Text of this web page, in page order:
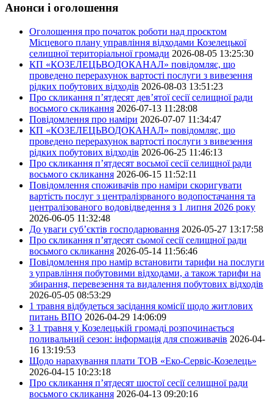
Анонси і оголошення
Оголошення про початок роботи над проєктом
Місцевого плану управління відходами Козелецької
селищної територіальної громади 2026-08-05 13:25:30
КП «КОЗЕЛЕЦЬВОДОКАНАЛ» повідомляє, що
проведено перерахунок вартості послуги з вивезення
рідких побутових відходів 2026-08-03 13:51:23
Про скликання п’ятдесят дев’ятої сесії селищної ради
восьмого скликання 2026-07-13 11:28:08
Повідомлення про наміри 2026-07-07 11:34:47
КП «КОЗЕЛЕЦЬВОДОКАНАЛ» повідомляє, що
проведено перерахунок вартості послуги з вивезення
рідких побутових відходів 2026-06-25 11:46:13
Про скликання п’ятдесят восьмої сесії селищної ради
восьмого скликання 2026-06-15 11:52:11
Повідомлення споживачів про наміри скоригувати
вартість послуг з централізрваного водопостачання та
централізованого водовідведення з 1 липня 2026 року
2026-06-05 11:32:48
До уваги суб’єктів господарювання 2026-05-27 13:17:58
Про скликання п’ятдесят сьомої сесії селищної ради
восьмого скликання 2026-05-14 11:56:46
Повідомлення про намір встановити тарифи на послуги
з управління побутовими відходами, а також тарифи на
збирання, перевезення та видалення побутових відходів
2026-05-05 08:53:29
1 травня відбудеться засідання комісії щодо житлових
питань ВПО 2026-04-29 14:06:09
З 1 травня у Козелецькій громаді розпочинається
поливальний сезон: інформація для споживачів 2026-04-
16 13:19:53
Щодо нарахування плати ТОВ «Еко-Сервіс-Козелець»
2026-04-15 10:23:18
Про скликання п’ятдесят шостої сесії селищної ради
восьмого скликання 2026-04-13 09:20:16